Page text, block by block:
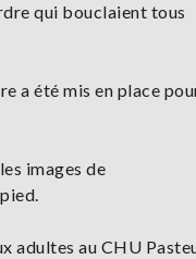
qui bouclaient tous
a été mis en place
images de
adultes au CHU